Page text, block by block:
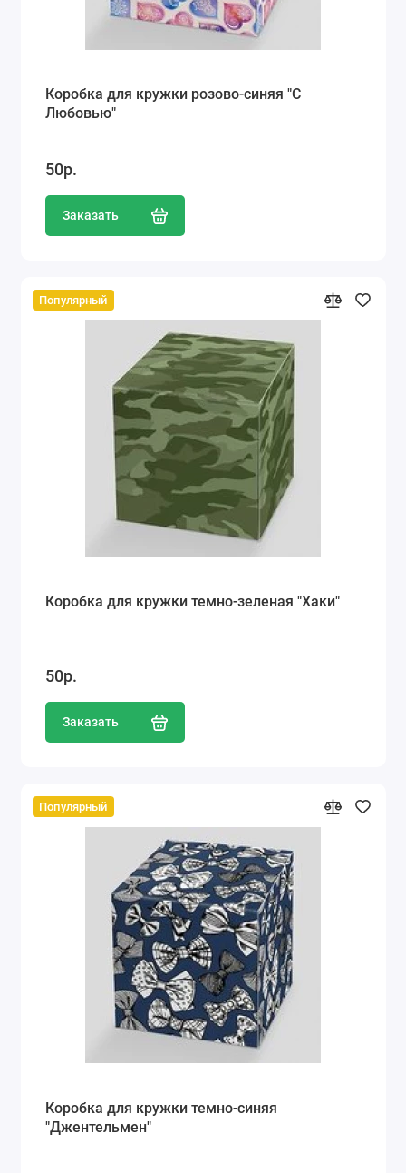
Коробка для кружки розово-синяя "С
Любовью"
50р.
Заказать
Популярный
Коробка для кружки темно-зеленая "Хаки"
50р.
Заказать
Популярный
Коробка для кружки темно-синяя
"Джентельмен"